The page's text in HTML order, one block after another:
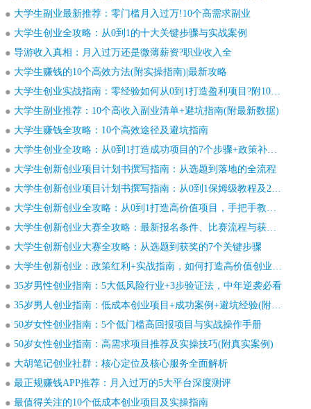
大学生副业最新推荐：零门槛月入过万!10个高需求副业
大学生创业全攻略：从0到1的十大关键步骤与实战案例
导游收入真相：月入过万还是微薄薪资?职业收入全
大学生赚钱的10个高效方法(附实操指南)|最新攻略
大学生创业实战指南：零经验如何从0到1打造盈利项目?附10个成功案例与避坑秘籍
大学生副业推荐：10个高收入副业清单+避坑指南(附最新数据)
大学生赚钱全攻略：10个高效途径及避坑指南
大学生创业全攻略：从0到1打造成功项目的7个步骤+政策补贴+真实案例
大学生创新创业项目计划书撰写指南：从选题到落地的全流程
大学生创新创业项目计划书撰写指南：从0到1保姆级教程及20个成功案例
大学生创新创业全攻略：从0到1打造高价值项目，手把手教你轻松拿奖和融资
大学生创新创业大赛全攻略：最新报名条件、比赛流程与获奖案例
大学生创新创业大赛全攻略：从选题到获奖的7个关键步骤
大学生创新创业：政策红利+实战指南，如何打造高价值创业项目
35岁男性创业指南：5大低风险行业+3步验证法，中年逆袭必看
35岁男人创业指南：低成本创业项目+成功案例+避坑经验(附行业趋势)
50岁女性创业指南：5个低门槛高回报项目与实战操作手册
50岁女性创业指南：高需求项目推荐及实操技巧(附真实案例)
大胡笔记创业社群：核心定位及核心服务全面解析‌
最正规赚钱APP推荐：月入过万的5大平台深度测评
最值得关注的10个低成本创业项目及实操指南